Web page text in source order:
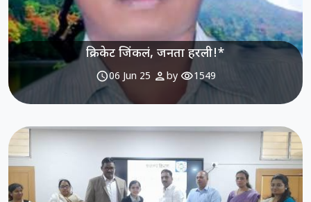
क्रिकेट जिंकलं, जनता हरली!*
schedule06 Jun 25 personby visibility1549